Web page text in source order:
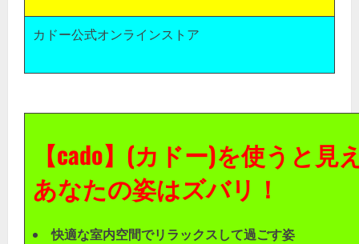
カドー公式オンラインストア
【cado】(カドー)を使うと見
あなたの姿はズバリ！
快適な室内空間でリラックスして過ごす姿